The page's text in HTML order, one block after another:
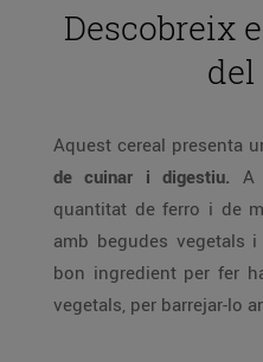
Descobreix
Aquest cereal presenta
de cuinar i digestiu. A
quantitat de ferro i de
amb begudes vegetals
bon ingredient per fer
vegetals, per barrejar-lo